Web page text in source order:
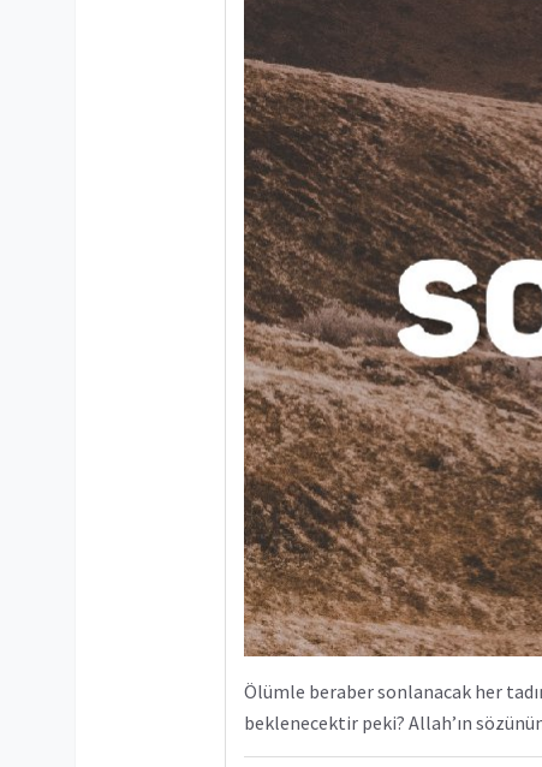
Ölümle beraber sonlanacak her
beklenecektir peki? Allah’ın